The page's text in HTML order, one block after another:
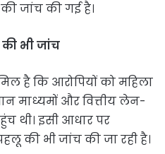
जांच की गई है।
भी जांच
है कि आरोपियों को महिला
माध्यमों और वित्तीय लेन-
थी। इसी आधार पर
की भी जांच की जा रही है।